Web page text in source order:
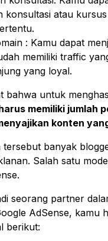
konsultasi atau
: Kamu dapat
memiliki traffic
yang loyal.
bahwa untuk
memiliki jumlah
konten
tersebut banyak
Salah satu
seorang partner
AdSense, kamu
berikut: